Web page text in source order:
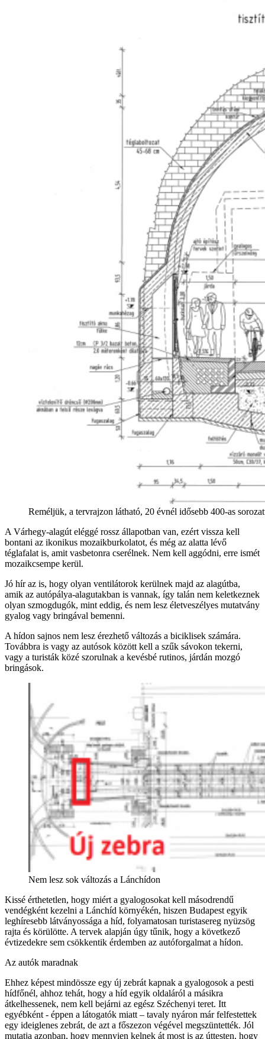
Reméljük, a tervrajzon látható, 20 évnél idősebb 400-as
A Várhegy-alagút eléggé rossz állapotban van, ezért vissza kell
bontani az ikonikus mozaikburkolatot, és még az alatta lévő
téglafalat is, amit vasbetonra cserélnek. Nem kell aggódni, erre ismét
mozaikcsempe kerül.
Jó hír az is, hogy olyan ventilátorok kerülnek majd az alagútba,
amik az autópálya-alagutakban is vannak, így talán nem keletkeznek
olyan szmogdugók, mint eddig, és nem lesz életveszélyes mutatvány
gyalog vagy bringával bemenni.
A hídon sajnos nem lesz érezhető változás a biciklisek számára.
Továbbra is vagy az autósok között kell a szűk sávokon tekerni,
vagy a turisták közé szorulnak a kevésbé rutinos, járdán mozgó
bringások.
Nem lesz sok változás a Lánchídon
Kissé érthetetlen, hogy miért a gyalogosokat kell másodrendű
vendégként kezelni a Lánchíd környékén, hiszen Budapest egyik
leghíresebb látványossága a híd, folyamatosan turistasereg nyüzsög
rajta és körülötte. A tervek alapján úgy tűnik, hogy a következő
évtizedekre sem csökkentik érdemben az autóforgalmat a hídon.
Az autók maradnak
Ehhez képest mindössze egy új zebrát kapnak a gyalogosok a pesti
hídfőnél, ahhoz tehát, hogy a híd egyik oldaláról a másikra
átkelhessenek, nem kell bejárni az egész Széchenyi teret. Itt
egyébként - éppen a látogatók miatt – tavaly nyáron már felfestettek
egy ideiglenes zebrát, de azt a főszezon végével megszüntették. Jól
mutatja azonban, hogy mennyien kelnek át most is az úttesten, hogy